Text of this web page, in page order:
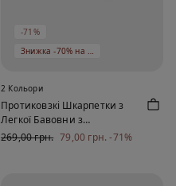
-71%
2 Кольори
Протиковзкі Шкарпетки з
Легкої Бавовни з
Візерунком для Хлопчиків
269,00 грн. 79,00 грн.-71%